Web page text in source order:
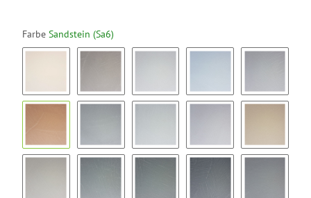
Farbe Sandstein (Sa6)
Kreide (Kr1) Nuss (Nu2) Nebelgrau (Ne3)Gletscher (Gl4)Warmgrau
Sandstein (Sa6)Kaltgrau (Ka7)Silbergras (Si8)Perle (Pe9) Mandel